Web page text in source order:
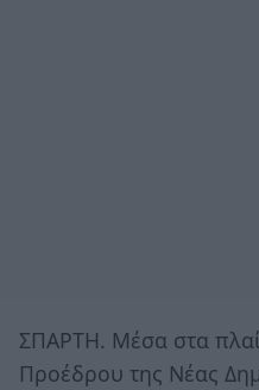
ΣΠΑΡΤΗ. Μέσα στα
Προέδρου της Νέας